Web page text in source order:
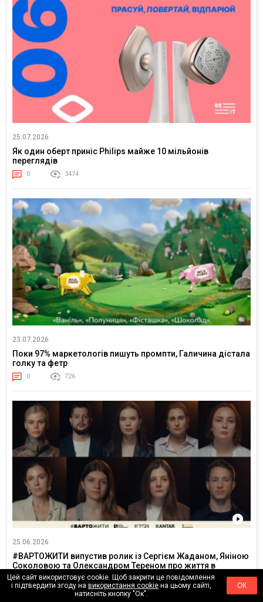
25.07.2026
Як один оберт приніс Philips майже 10 мільйонів
переглядів
0 3474
23.07.2026
Поки 97% маркетологів пишуть промпти, Галичина дістала
голку та фетр
0 726
25.06.2026
#ВАРТОЖИТИ випустив ролик із Сергієм Жаданом, Яніною
Соколовою та Олександром Тереном про життя в
постійній напрузі
0 3216
Цей сайт використовує cookie. Щоб закрити це повідомлення
і підтвердити згоду на використання cookieна цьому сайті,
натисніть кнопку "Ок".
ОК